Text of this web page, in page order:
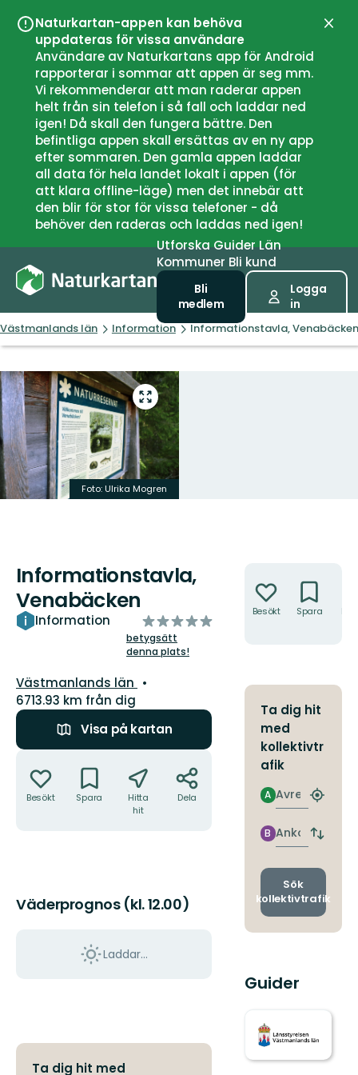
Naturkartan-appen kan behöva
uppdateras för vissa användare
Användare av Naturkartans app för Android
rapporterar i sommar att appen är seg mm.
Vi rekommenderar att man raderar appen
helt från sin telefon i så fall och laddar ned
igen! Då skall den fungera bättre. Den
befintliga appen skall ersättas av en ny app
efter sommaren. Den gamla appen laddar
all data för hela landet lokalt i appen (för
att klara offline-läge) men det innebär att
den blir för stor för vissa telefoner - då
behöver den raderas och laddas ned igen!
UtforskaGuiderLän
Kommuner Bli kund
Bli
medlem
Logga
in
Västmanlands län Information Informationstavla, Venabäcken
Gå
till
helskärmsläge
Foto: Ulrika Mogren
Informationstavla,
Venabäcken
Information
av
5
stjärnor
betygsätt
denna plats!
Län:
Västmanlands län
6713.93 km från dig
Visa på kartan
Besökt Spara
Hitta
hit
Dela
Väderprognos (kl. 12.00)
Laddar...
Ta dig hit med
Besökt Spara
Ta dig hit
med
kollektivtr
afik
Avresa
A
Hitta
Ankomst
B
Byt
och
Sök
kollektivtrafik
Guider